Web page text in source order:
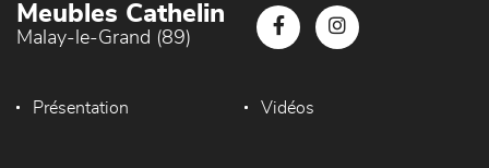
Meubles Cathelin
Malay-le-Grand (89)
Présentation Vidéos